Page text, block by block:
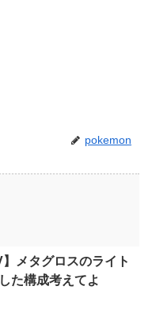
pokemon
】メタグロスのライト
た構成考えてよ